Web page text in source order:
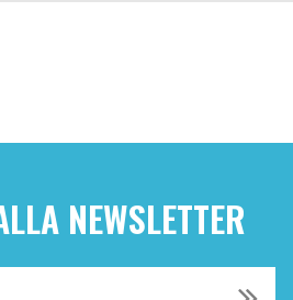
NEWSLETTER